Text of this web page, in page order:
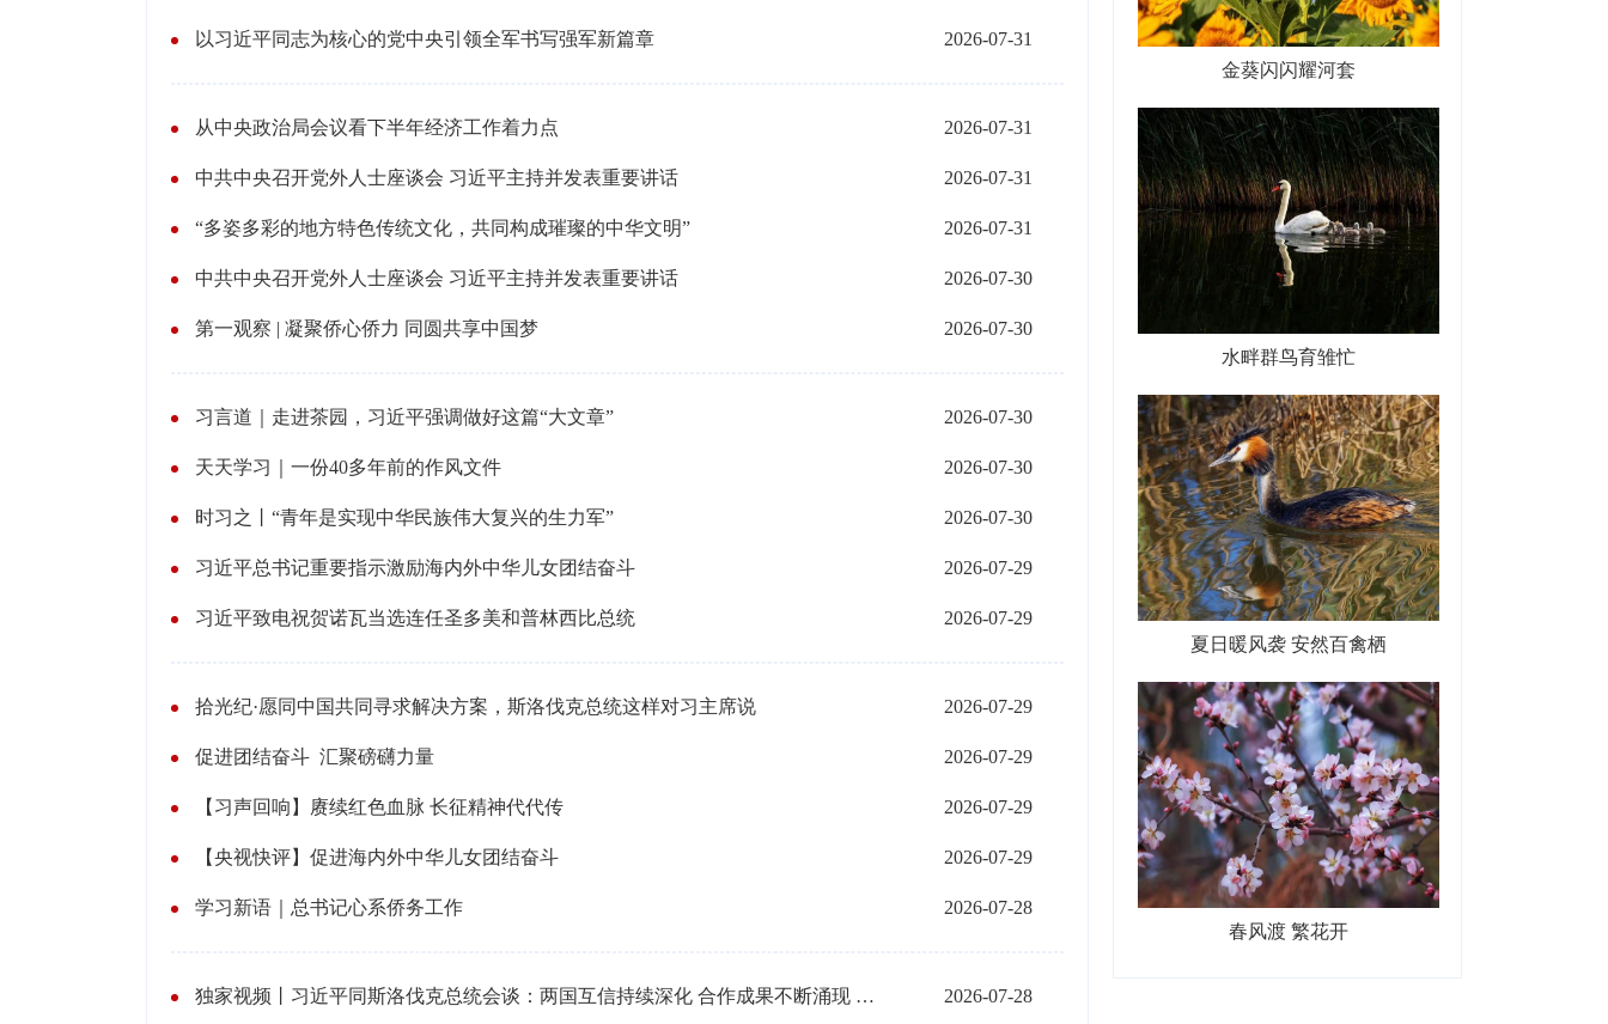
以习近平同志为核心的党中央引领全军书写强军新篇章 2026-07-31
从中央政治局会议看下半年经济工作着力点 2026-07-31
中共中央召开党外人士座谈会 习近平主持并发表重要讲话 2026-07-31
“多姿多彩的地方特色传统文化，共同构成璀璨的中华文明” 2026-07-31
中共中央召开党外人士座谈会 习近平主持并发表重要讲话 2026-07-30
第一观察 | 凝聚侨心侨力 同圆共享中国梦 2026-07-30
习言道｜走进茶园，习近平强调做好这篇“大文章” 2026-07-30
天天学习｜一份40多年前的作风文件 2026-07-30
时习之丨“青年是实现中华民族伟大复兴的生力军” 2026-07-30
习近平总书记重要指示激励海内外中华儿女团结奋斗 2026-07-29
习近平致电祝贺诺瓦当选连任圣多美和普林西比总统 2026-07-29
拾光纪·愿同中国共同寻求解决方案，斯洛伐克总统这样对习主席说 2026-07-29
促进团结奋斗 汇聚磅礴力量 2026-07-29
【习声回响】赓续红色血脉 长征精神代代传 2026-07-29
【央视快评】促进海内外中华儿女团结奋斗 2026-07-29
学习新语｜总书记心系侨务工作 2026-07-28
独家视频丨习近平同斯洛伐克总统会谈：两国互信持续深化 合作成果不断涌现 传统友好深入人心 2026-07-28
金葵闪闪耀河套
水畔群鸟育雏忙
夏日暖风袭 安然百禽栖
春风渡 繁花开